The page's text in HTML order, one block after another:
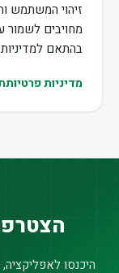
זיהוי המשתמש
מחויבים
בהתאם
מדיניות פרטיות
היכנסו